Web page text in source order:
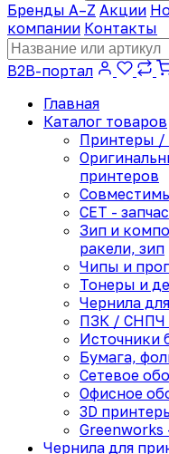
Бренды A–Z Акции
компании Контакты
B2B-портал
Главная
Каталог товаров
Принтеры /
принтеров
CET -
Зип и
ракели, зип
Чипы и
Тонеры и
Чернила
ПЗК / СНПЧ
Источники
Бумага,
Сетевое
Офисное
3D
Greenworks
Чернила для